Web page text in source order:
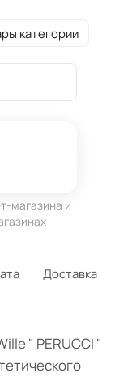
категории
магазина и
Доставка
" PERUCCI "